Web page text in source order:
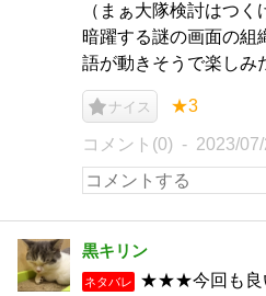
（まぁ大隊検討はつ
暗躍する謎の画面の組
語が動きそうで楽しみ
ナイス ★3
コメント(0) 2023/
黒キリン
ネタバレ
★★★今回も良